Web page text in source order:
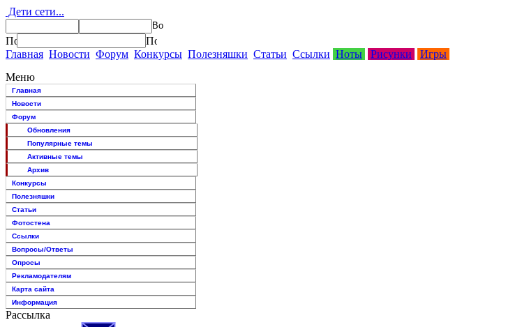
Дети сети...
Главная Новости Форум Конкурсы Полезняшки Статьи Ссылки Ноты Рисунки
Игры
Меню
Главная
Новости
Форум
Обновления
Популярные темы
Активные темы
Архив
Конкурсы
Полезняшки
Статьи
Фотостена
Ссылки
Вопросы/Ответы
Опросы
Рекламодателям
Карта сайта
Информация
Рассылка